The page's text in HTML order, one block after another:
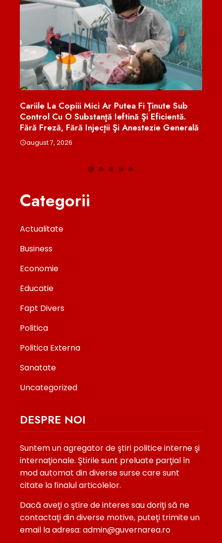
Cariile La Copiii Mici Ar Putea Fi Ținute Sub
Control Cu O Substanţă Ieftină Şi Eficientă.
Fără Freză, Fără Injecţii Şi Anestezie Generală
august 7, 2026
Categorii
Actualitate
Business
Economie
Educatie
Fapt Divers
Politica
Politica Externa
Sanatate
Uncategorized
DESPRE NOI
Suntem un agregator de ştiri politice interne şi
internaţionale. Ştirile sunt preluate parţial în
mod automat din diverse surse care sunt
citate la finalul articolelor.
Dacă aveţi o ştire de interes sau doriţi să ne
contactaţi din diverse motive, puteţi trimite un
email la adresa: admin@guvernarea.ro